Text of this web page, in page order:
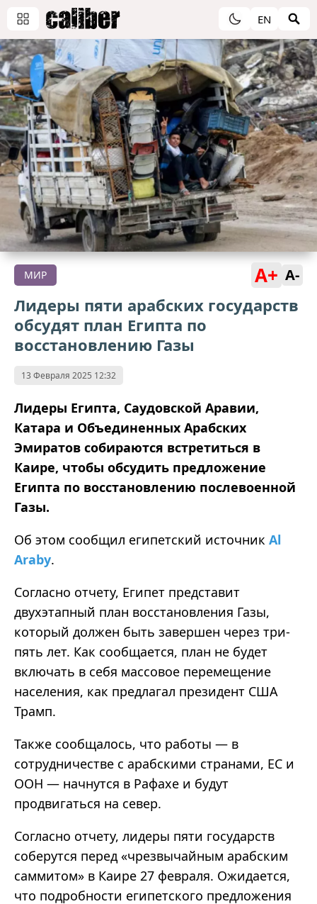
EN
МИР A+ A-
Лидеры пяти арабских государств
обсудят план Египта по
восстановлению Газы
13 Февраля 2025 12:32
Лидеры Египта, Саудовской Аравии,
Катара и Объединенных Арабских
Эмиратов собираются встретиться в
Каире, чтобы обсудить предложение
Египта по восстановлению послевоенной
Газы.
Об этом сообщил египетский источник Al
Araby.
Согласно отчету, Египет представит
двухэтапный план восстановления Газы,
который должен быть завершен через три-
пять лет. Как сообщается, план не будет
включать в себя массовое перемещение
населения, как предлагал президент США
Трамп.
Также сообщалось, что работы — в
сотрудничестве с арабскими странами, ЕС и
ООН — начнутся в Рафахе и будут
продвигаться на север.
Согласно отчету, лидеры пяти государств
соберутся перед «чрезвычайным арабским
саммитом» в Каире 27 февраля. Ожидается,
что подробности египетского предложения